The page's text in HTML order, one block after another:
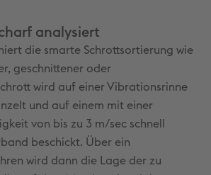
analysiert
die smarte Schrottsortierung wie
geschnittener oder
wird auf einer Vibrationsrinne
und auf einem mit einer
von bis zu 3 m/sec schnell
beschickt. Über ein
wird dann die Lage der zu